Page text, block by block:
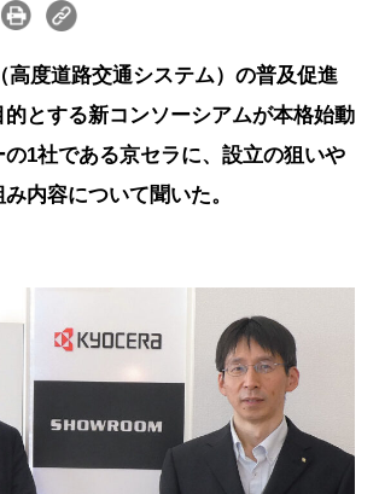
高度道路交通システム）の普及促進
的とする新コンソーシアムが本格始動
の1社である京セラに、設立の狙いや
内容について聞いた。